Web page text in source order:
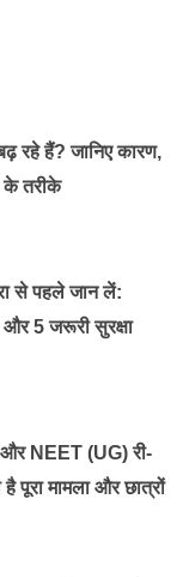
रहे हैं? जानिए कारण,
के तरीके
से पहले जान लें:
5 जरूरी सुरक्षा
NEET (UG) री-
पूरा मामला और छात्रों